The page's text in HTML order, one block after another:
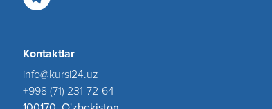
Kontaktlar
info@kursi24.uz
+998 (71) 231-72-64